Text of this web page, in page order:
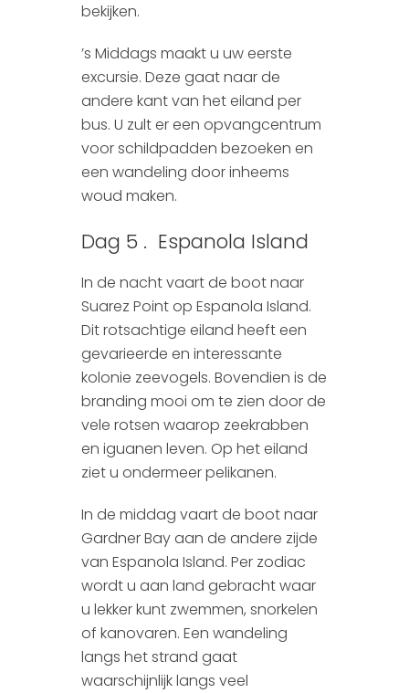
bekijken.
’s Middags maakt u uw eerste
excursie. Deze gaat naar de
andere kant van het eiland per
bus. U zult er een opvangcentrum
voor schildpadden bezoeken en
een wandeling door inheems
woud maken.
Dag 5 . Espanola Island
In de nacht vaart de boot naar
Suarez Point op Espanola Island.
Dit rotsachtige eiland heeft een
gevarieerde en interessante
kolonie zeevogels. Bovendien is de
branding mooi om te zien door de
vele rotsen waarop zeekrabben
en iguanen leven. Op het eiland
ziet u ondermeer pelikanen.
In de middag vaart de boot naar
Gardner Bay aan de andere zijde
van Espanola Island. Per zodiac
wordt u aan land gebracht waar
u lekker kunt zwemmen, snorkelen
of kanovaren. Een wandeling
langs het strand gaat
waarschijnlijk langs veel